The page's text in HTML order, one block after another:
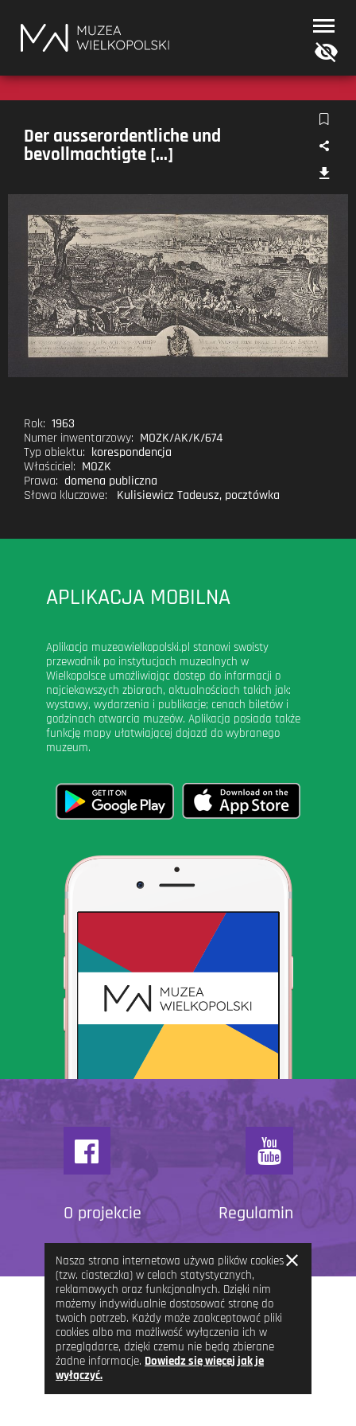
Muzea
Wielkopolski
Der ausserordentliche und
bevollmachtigte [...]
Rok: 1963
Numer inwentarzowy: MOZK/AK/K/674
Typ obiektu: korespondencja
Właściciel: MOZK
Prawa: domena publiczna
Słowa kluczowe:
Kulisiewicz Tadeusz, pocztówka
APLIKACJA MOBILNA
Aplikacja muzeawielkopolski.pl stanowi swoisty
przewodnik po instytucjach muzealnych w
Wielkopolsce umożliwiając dostęp do informacji o
najciekawszych zbiorach, aktualnościach takich jak:
wystawy, wydarzenia i publikacje; cenach biletów i
godzinach otwarcia muzeów. Aplikacja posiada także
funkcję mapy ułatwiającej dojazd do wybranego
muzeum.
O projekcie Regulamin
Nasza strona internetowa używa plików cookies
(tzw. ciasteczka) w celach statystycznych,
reklamowych oraz funkcjonalnych. Dzięki nim
możemy indywidualnie dostosować stronę do
twoich potrzeb. Każdy może zaakceptować pliki
cookies albo ma możliwość wyłączenia ich w
przeglądarce, dzięki czemu nie będą zbierane
żadne informacje. Dowiedz się więcej jak je
wyłączyć.
informację